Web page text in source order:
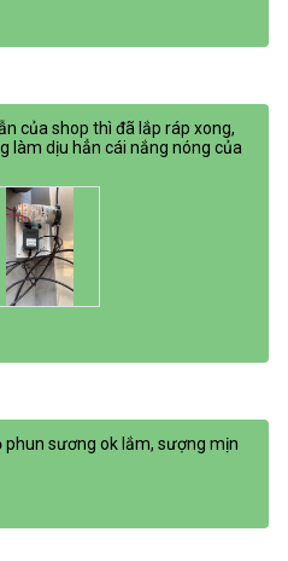
của shop thì đã lắp ráp xong,
làm dịu hẳn cái nắng nóng của
phun sương ok lắm, sượng mịn